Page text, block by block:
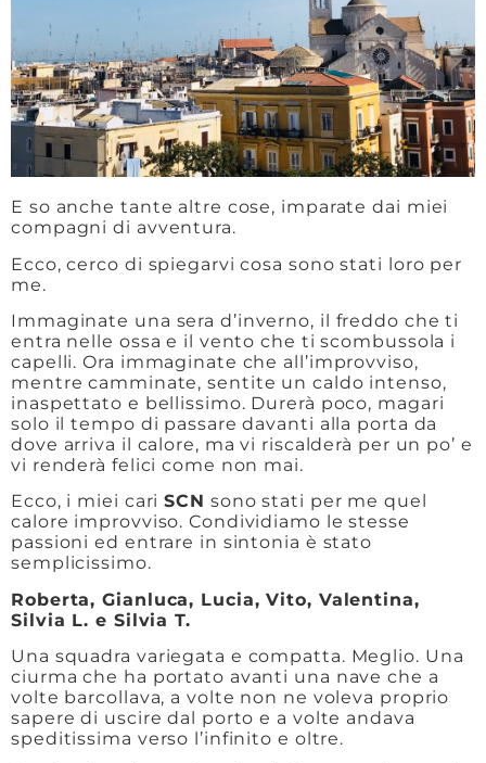
E so anche tante altre cose, imparate dai miei
compagni di avventura.
Ecco, cerco di spiegarvi cosa sono stati loro per
me.
Immaginate una sera d’inverno, il freddo che ti
entra nelle ossa e il vento che ti scombussola i
capelli. Ora immaginate che all’improvviso,
mentre camminate, sentite un caldo intenso,
inaspettato e bellissimo. Durerà poco, magari
solo il tempo di passare davanti alla porta da
dove arriva il calore, ma vi riscalderà per un po’ e
vi renderà felici come non mai.
Ecco, i miei cariSCN sono stati per me quel
calore improvviso. Condividiamo le stesse
passioni ed entrare in sintonia è stato
semplicissimo.
Roberta, Gianluca, Lucia, Vito, Valentina,
Silvia L. e Silvia T.
Una squadra variegata e compatta. Meglio. Una
ciurma che ha portato avanti una nave che a
volte barcollava, a volte non ne voleva proprio
sapere di uscire dal porto e a volte andava
speditissima verso l’infinito e oltre.